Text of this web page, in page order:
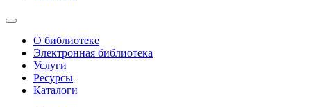
О библиотеке
Электронная библиотека
Услуги
Ресурсы
Каталоги